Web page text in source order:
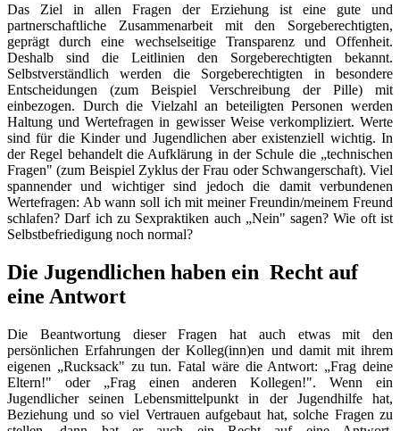
Das Ziel in allen Fragen der Erziehung ist eine gute und
partnerschaftliche Zusammenarbeit mit den Sorgeberechtigten,
geprägt durch eine wechselseitige Transparenz und Offenheit.
Deshalb sind die Leitlinien den Sorgeberechtigten bekannt.
Selbstverständlich werden die Sorgeberechtigten in besondere
Entscheidungen (zum Beispiel Verschreibung der Pille) mit
einbezogen. Durch die Vielzahl an beteiligten Personen werden
Haltung und Wertefragen in gewisser Weise verkompliziert. Werte
sind für die Kinder und Jugendlichen aber existenziell wichtig. In
der Regel behandelt die Aufklärung in der Schule die „technischen
Fragen" (zum Beispiel Zyklus der Frau oder Schwangerschaft). Viel
spannender und wichtiger sind jedoch die damit verbundenen
Wertefragen: Ab wann soll ich mit meiner Freundin/meinem Freund
schlafen? Darf ich zu Sexpraktiken auch „Nein" sagen? Wie oft ist
Selbstbefriedigung noch normal?
Die Jugendlichen haben ein Recht auf
eine Antwort
Die Beantwortung dieser Fragen hat auch etwas mit den
persönlichen Erfahrungen der Kolleg(inn)en und damit mit ihrem
eigenen „Rucksack" zu tun. Fatal wäre die Antwort: „Frag deine
Eltern!" oder „Frag einen anderen Kollegen!". Wenn ein
Jugendlicher seinen Lebensmittelpunkt in der Jugendhilfe hat,
Beziehung und so viel Vertrauen aufgebaut hat, solche Fragen zu